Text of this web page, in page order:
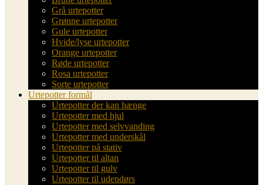
Grå urtepotter
Grønne urtepotter
Gule urtepotter
Hvide/lyse urtepotter
Orange urtepotter
Røde urtepotter
Rosa urtepotter
Sorte urtepotter
Urtepotter formål
Urtepotter der kan hænge
Urtepotter med hjul
Urtepotter med selvvanding
Urtepotter med underskål
Urtepotter på stativ
Urtepotter til altan
Urtepotter til gulv
Urtepotter til udendørs